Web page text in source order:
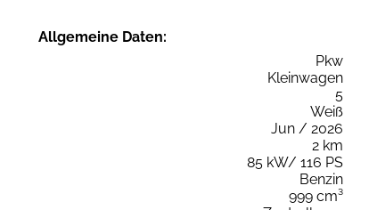
Allgemeine Daten:
Pkw
Kleinwagen
5
Weiß
Jun / 2026
2 km
85 kW/ 116 PS
Benzin
999 cm³